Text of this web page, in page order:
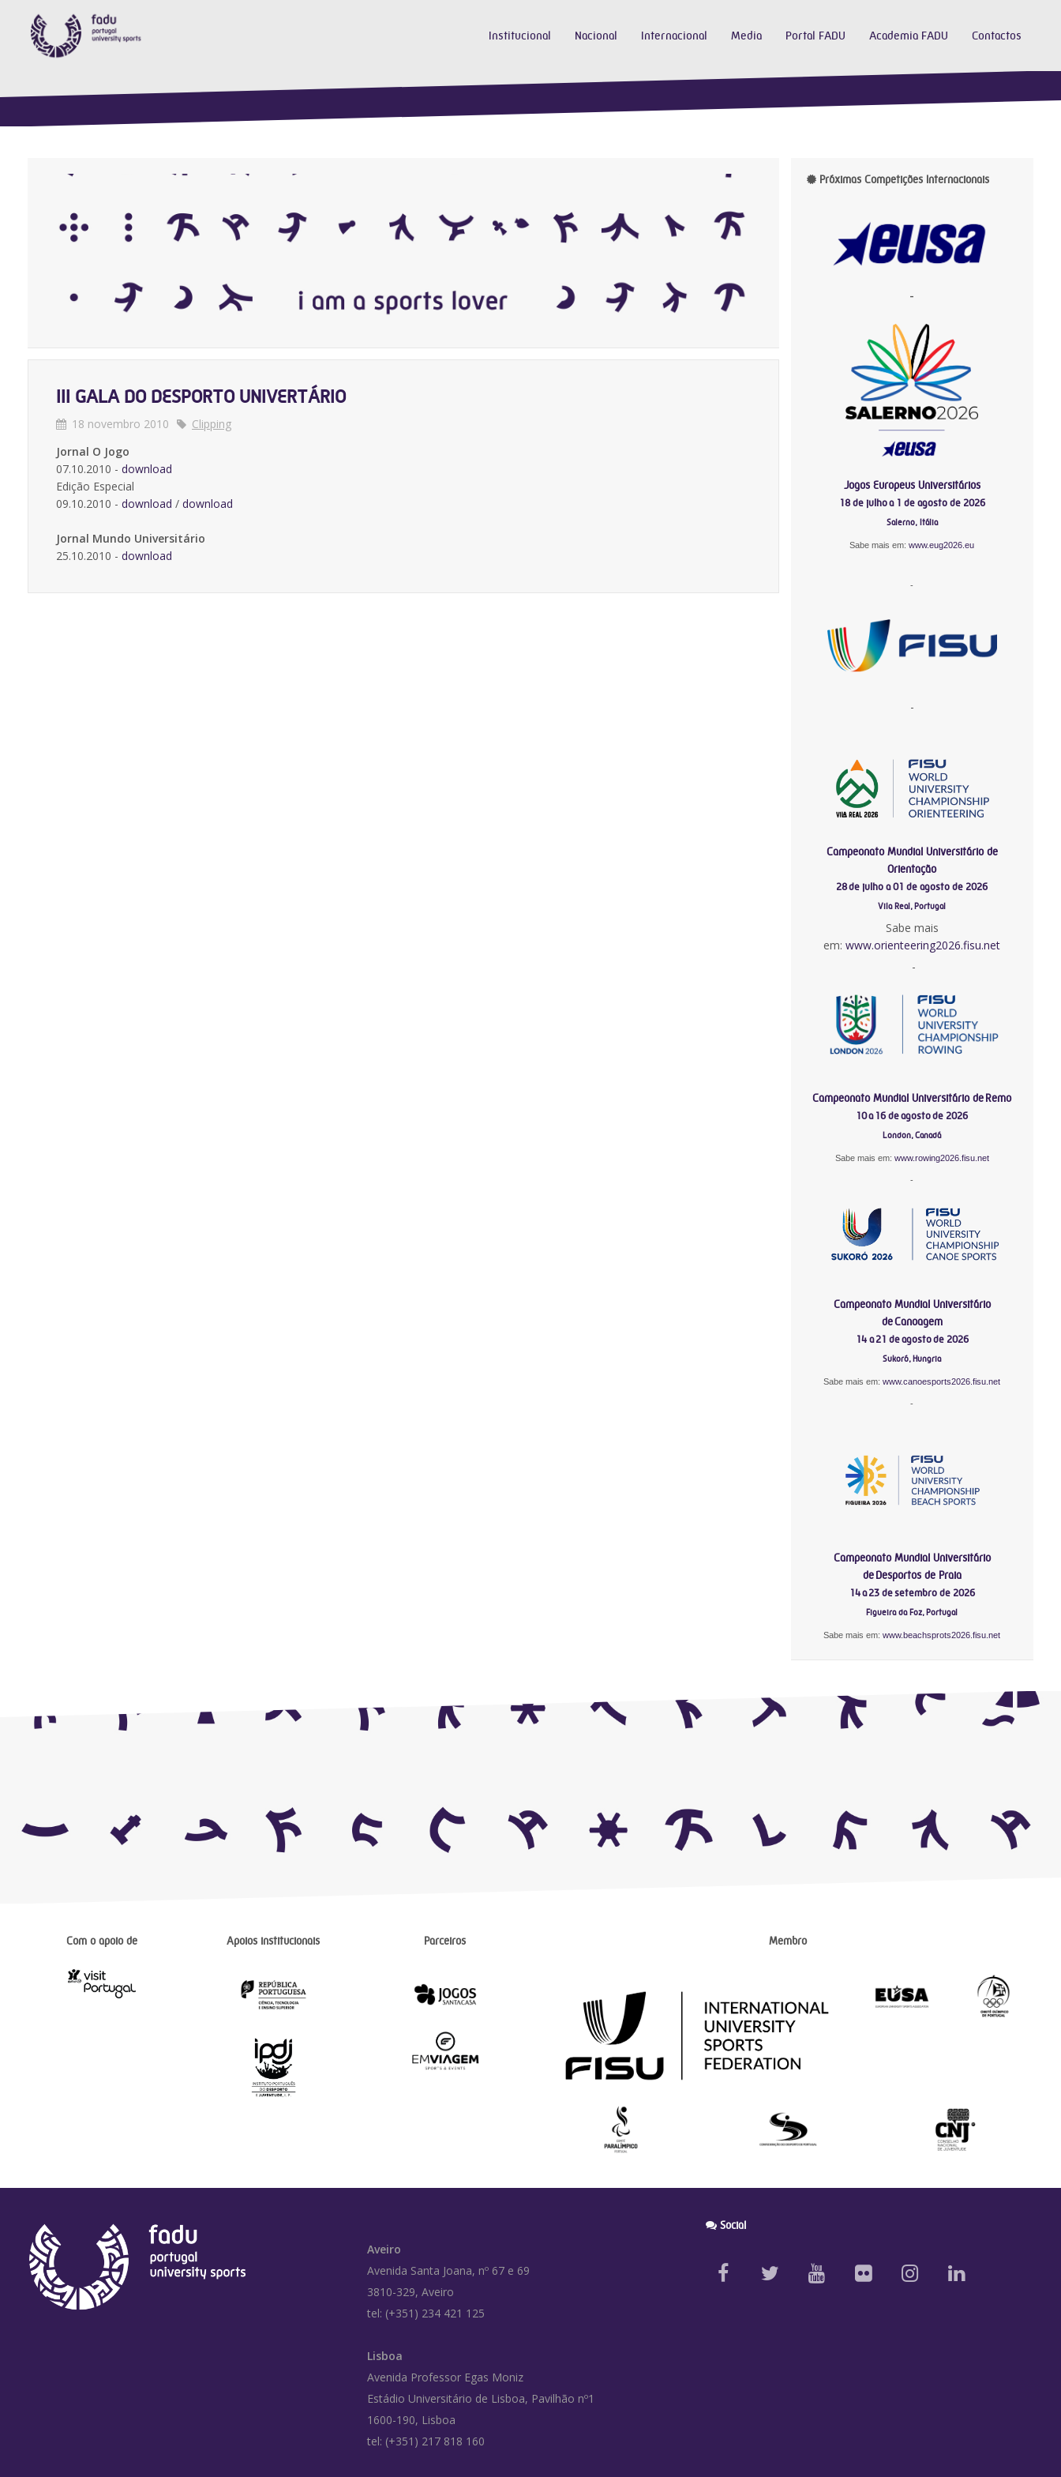
Institucional Nacional Internacional Media Portal FADU Academia FADU Contactos
III GALA DO DESPORTO UNIVERTÁRIO
18 novembro 2010
Clipping
Jornal O Jogo
07.10.2010 - download
Edição Especial
09.10.2010 - download / download
Jornal Mundo Universitário
25.10.2010 - download
Próximas Competições Internacionais
-
Jogos Europeus Universitários
18 de julho a 1 de agosto de 2026
Salerno, Itália
Sabe mais em:www.eug2026.eu
-
-
Campeonato Mundial Universitário de
Orientação
28 de julho a 01 de agosto de 2026
Vila Real, Portugal
Sabe mais
em:www.orienteering2026.fisu.net
-
Campeonato Mundial Universitário de Remo
10 a 16 de agosto de 2026
London, Canadá
Sabe mais em: www.rowing2026.fisu.net
-
Campeonato Mundial Universitário
de Canoagem
14 a 21 de agosto de 2026
Sukoró, Hungria
Sabe mais em:www.canoesports2026.fisu.net
-
Campeonato Mundial Universitário
de Desportos de Praia
14 a 23 de setembro de 2026
Figueira da Foz, Portugal
Sabe mais em:www.beachsprots2026.fisu.net
Com o apoio de Apoios institucionais Parceiros Membro
Aveiro
Avenida Santa Joana, nº 67 e 69
3810-329, Aveiro
tel: (+351) 234 421 125
Lisboa
Avenida Professor Egas Moniz
Estádio Universitário de Lisboa, Pavilhão nº1
1600-190, Lisboa
tel: (+351) 217 818 160
Social